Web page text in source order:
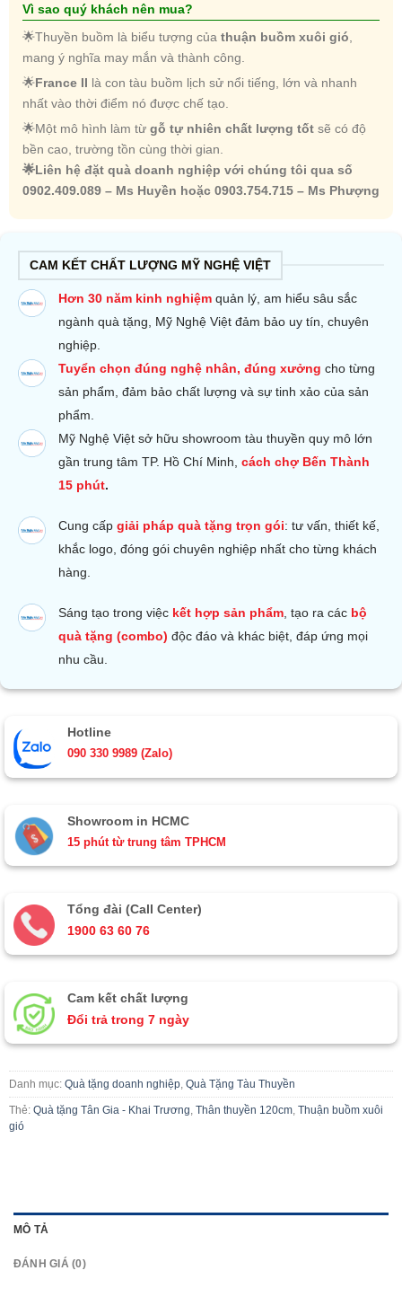
Vì sao quý khách nên mua?
🌟Thuyền buồm là biểu tượng của thuận buồm xuôi gió
mang ý nghĩa may mắn và thành công.
🌟France II là con tàu buồm lịch sử nổi tiếng, lớn và nhanh
nhất vào thời điểm nó được chế tạo.
🌟Một mô hình làm từ gỗ tự nhiên chất lượng tốt sẽ có độ
bền cao, trường tồn cùng thời gian.
🌟Liên hệ đặt quà doanh nghiệp với chúng tôi qua số
0902.409.089 – Ms Huyền hoặc 0903.754.715 – Ms Phượng
CAM KẾT CHẤT LƯỢNG MỸ NGHỆ VIỆT
Hơn 30 năm kinh nghiệm quản lý, am hiểu sâu sắc
ngành quà tặng, Mỹ Nghệ Việt đảm bảo uy tín, chuyên
nghiệp.
Tuyển chọn đúng nghệ nhân, đúng xưởngcho từng
sản phẩm, đảm bảo chất lượng và sự tinh xảo của sản
phẩm.
Mỹ Nghệ Việt sở hữu showroom tàu thuyền quy mô lớn
gần trung tâm TP. Hồ Chí Minh,cách chợ Bến Thành
15 phút.
Cung cấpgiải pháp quà tặng trọn gói: tư vấn, thiết kế,
khắc logo, đóng gói chuyên nghiệp nhất cho từng khách
hàng.
Sáng tạo trong việc kết hợp sản phẩm , tạo ra các bộ
quà tặng (combo) độc đáo và khác biệt, đáp ứng mọi
nhu cầu.
Hotline
090 330 9989 (Zalo)
Showroom in HCMC
15 phút từ trung tâm TPHCM
Tổng đài (Call Center)
1900 63 60 76
Cam kết chất lượng
Đổi trả trong 7 ngày
Danh mục: Quà tặng doanh nghiệp Quà Tặng Tàu Thuyền
Thẻ: Quà tặng Tân Gia - Khai Trương Thân thuyền 120cm Thuận buồm xuôi
gió
MÔ TẢ
ĐÁNH GIÁ (0)